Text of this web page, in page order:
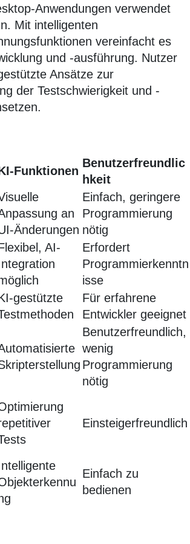
Anwendungen verwendet
Mit intelligenten
vereinfacht es
und -ausführung. Nutzer
Ansätze zur
der Testschwierigkeit und -
Funktionen
Benutzerfreundlic
hkeit
an
Änderungen
Einfach, geringere
Programmierung
nötig
AI-
Erfordert
Programmierkenntn
isse
gestützte
Für erfahrene
Entwickler geeignet
Benutzerfreundlich,
wenig
Programmierung
nötig
Einsteigerfreundlich
Einfach zu
bedienen